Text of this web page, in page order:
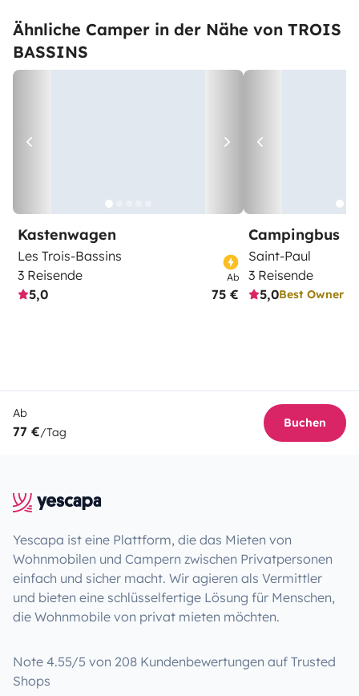
Ähnliche Camper in der Nähe von TROIS
BASSINS
Kastenwagen
Les Trois-Bassins
3 Reisende
5,0
Ab
75 €
Campingbus
Saint-Paul
3 Reisende
5,0Best Owner
Ab
77 €/Tag
Buchen
Yescapa ist eine Plattform, die das Mieten von
Wohnmobilen und Campern zwischen Privatpersonen
einfach und sicher macht. Wir agieren als Vermittler
und bieten eine schlüsselfertige Lösung für Menschen,
die Wohnmobile von privat mieten möchten.
Note 4.55/5 von 208 Kundenbewertungen auf Trusted
Shops